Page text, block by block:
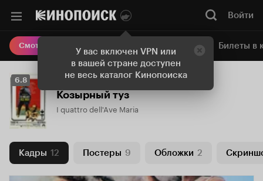
У вас включен VPN или
в вашей стране доступен
не весь каталог Кинопоиска
Войти
Смотреть кино Онлайн-кинотеатр Билеты в
Рейтинг
Кинопоиска
6.8
6.8
Козырный туз
I quattro dell'Ave Maria
Кадры 12 Постеры 9 Обложки 2